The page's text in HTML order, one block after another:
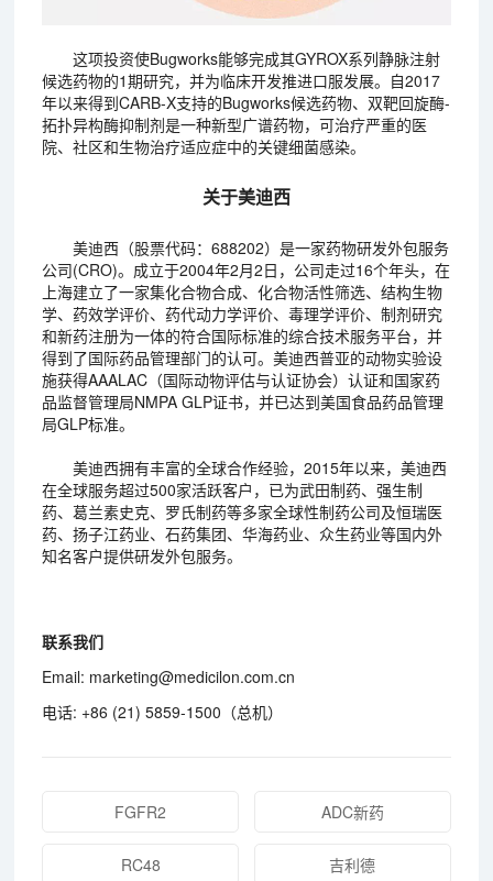
这项投资使Bugworks能够完成其GYROX系列静脉注射
候选药物的1期研究，并为临床开发推进口服发展。自2017
年以来得到CARB-X支持的Bugworks候选药物、双靶回旋酶-
拓扑异构酶抑制剂是一种新型广谱药物，可治疗严重的医
院、社区和生物治疗适应症中的关键细菌感染。
关于美迪西
美迪西（股票代码：688202）是一家药物研发外包服务
公司(CRO)。成立于2004年2月2日，公司走过16个年头，在
上海建立了一家集化合物合成、化合物活性筛选、结构生物
学、药效学评价、药代动力学评价、毒理学评价、制剂研究
和新药注册为一体的符合国际标准的综合技术服务平台，并
得到了国际药品管理部门的认可。美迪西普亚的动物实验设
施获得AAALAC（国际动物评估与认证协会）认证和国家药
品监督管理局NMPA GLP证书，并已达到美国食品药品管理
局GLP标准。
美迪西拥有丰富的全球合作经验，2015年以来，美迪西
在全球服务超过500家活跃客户，已为武田制药、强生制
药、葛兰素史克、罗氏制药等多家全球性制药公司及恒瑞医
药、扬子江药业、石药集团、华海药业、众生药业等国内外
知名客户提供研发外包服务。
联系我们
Email: marketing@medicilon.com.cn
电话: +86 (21) 5859-1500（总机）
FGFR2 ADC新药
RC48 吉利德